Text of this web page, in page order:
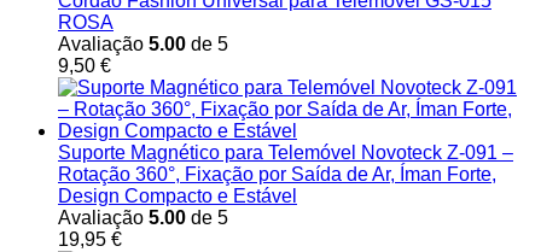
ROSA
Avaliação 5.00 de 5
9,50 €
Suporte Magnético para Telemóvel Novoteck Z-091 –
Rotação 360°, Fixação por Saída de Ar, Íman Forte,
Design Compacto e Estável
Avaliação 5.00 de 5
19,95 €